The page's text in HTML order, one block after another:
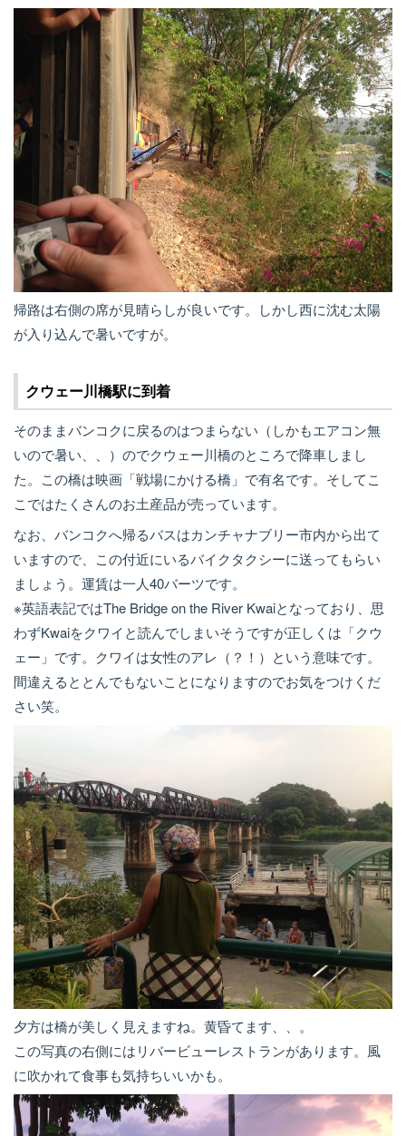
帰路は右側の席が見晴らしが良いです。しかし西に沈む太陽
が入り込んで暑いですが。
クウェー川橋駅に到着
そのままバンコクに戻るのはつまらない（しかもエアコン無
いので暑い、、）のでクウェー川橋のところで降車しまし
た。この橋は映画「戦場にかける橋」で有名です。そしてこ
こではたくさんのお土産品が売っています。
なお、バンコクへ帰るバスはカンチャナブリー市内から出て
いますので、この付近にいるバイクタクシーに送ってもらい
ましょう。運賃は一人40バーツです。
※英語表記ではThe Bridge on the River Kwaiとなっており、思
わずKwaiをクワイと読んでしまいそうですが正しくは「クウ
ェー」です。クワイは女性のアレ（？！）という意味です。
間違えるととんでもないことになりますのでお気をつけくだ
さい笑。
夕方は橋が美しく見えますね。黄昏てます、、。
この写真の右側にはリバービューレストランがあります。風
に吹かれて食事も気持ちいいかも。